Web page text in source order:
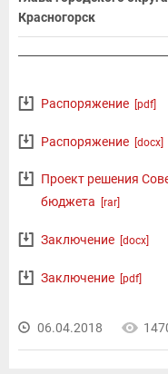
Красногорск
Распоряжение [pdf]
Распоряжение [docx]
Проект решения
бюджета
[rar]
Заключение [docx]
Заключение [pdf]
06.04.2018